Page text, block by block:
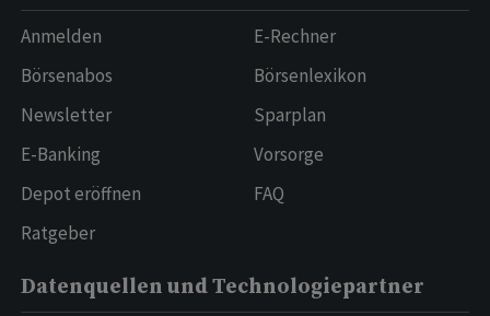
Anmelden
Börsenabos
Newsletter
E-Banking
Depot eröffnen
Ratgeber
E-Rechner
Börsenlexikon
Sparplan
Vorsorge
FAQ
Datenquellen und Technologiepartner